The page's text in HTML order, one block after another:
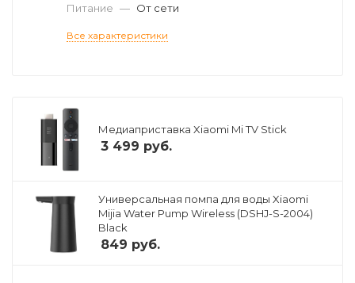
Питание — От сети
Все характеристики
Медиаприставка Xiaomi Mi TV Stick
3 499 руб.
Универсальная помпа для воды Xiaomi
Mijia Water Pump Wireless (DSHJ-S-2004)
Black
849 руб.